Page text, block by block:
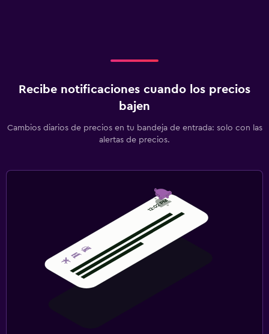
Recibe notificaciones cuando los precios
bajen
Cambios diarios de precios en tu bandeja de entrada: solo con las
alertas de precios.